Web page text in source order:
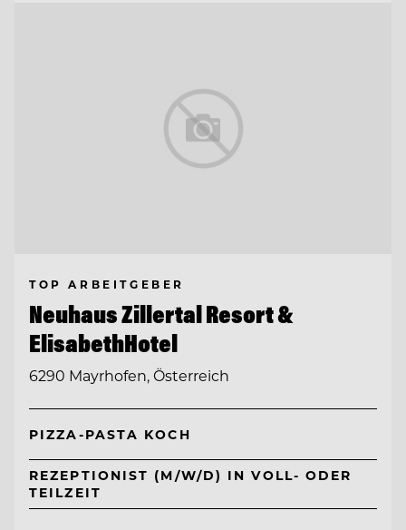
TOP ARBEITGEBER
Neuhaus Zillertal Resort &
ElisabethHotel
6290 Mayrhofen, Österreich
PIZZA-PASTA KOCH
REZEPTIONIST (M/W/D) IN VOLL- ODER
TEILZEIT